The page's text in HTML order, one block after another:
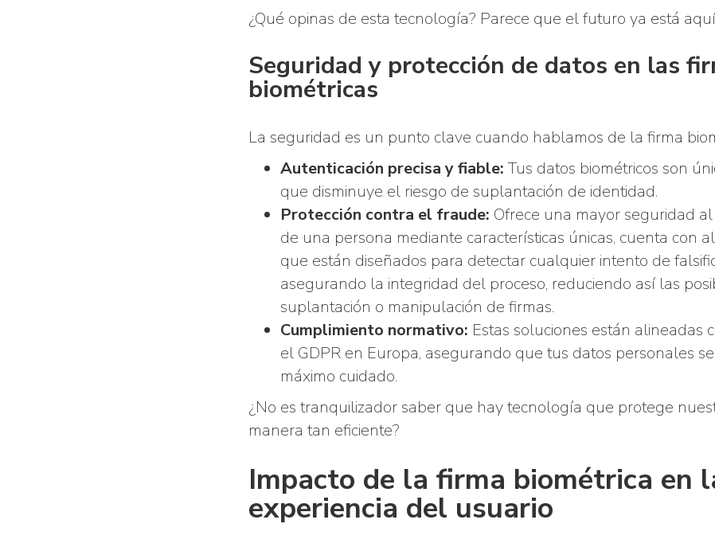
¿Qué opinas de esta tecnología? Parece que el futuro ya está
Seguridad y protección de datos en las
biométricas
La seguridad es un punto clave cuando hablamos de la firma
Autenticación precisa y fiable:Tus datos biométricos son
que disminuye el riesgo de suplantación de identidad.
Protección contra el fraude: Ofrece una mayor seguridad
de una persona mediante características únicas, cuenta con
que están diseñados para detectar cualquier intento de
asegurando la integridad del proceso, reduciendo así las
suplantación o manipulación de firmas.
Cumplimiento normativo: Estas soluciones están alineadas
el GDPR en Europa, asegurando que tus datos personales
máximo cuidado.
¿No es tranquilizador saber que hay tecnología que protege
manera tan eficiente?
Impacto de la firma biométrica en
experiencia del usuario